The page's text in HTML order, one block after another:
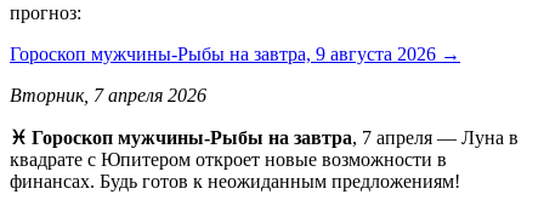
прогноз:
Гороскоп мужчины-Рыбы на завтра, 9 августа 2026 →
Вторник, 7 апреля 2026
♓️ Гороскоп мужчины-Рыбы на завтра, 7 апреля — Луна в
квадрате с Юпитером откроет новые возможности в
финансах. Будь готов к неожиданным предложениям!